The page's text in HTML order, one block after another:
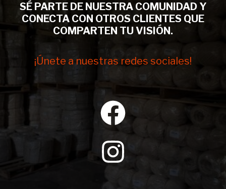
SÉ PARTE DE NUESTRA COMUNIDAD Y
CONECTA CON OTROS CLIENTES QUE
COMPARTEN TU VISIÓN.
¡Únete a nuestras redes sociales!